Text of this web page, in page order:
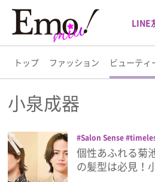
LINE
トップ ファッション ビューティ
トップ
ファッション
ビューティー
小泉成器
Salon Sense
ドライヤー
ヘアアイ
菊池風磨
個性あふれる菊
の髪型は必見！